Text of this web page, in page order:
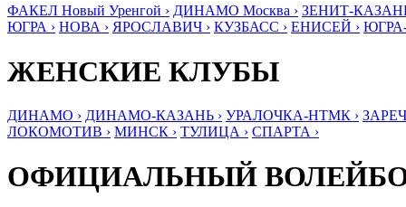
ФАКЕЛ Новый Уренгой › ДИНАМО Москва › ЗЕНИТ-
ЮГРА › НОВА › ЯРОСЛАВИЧ › КУЗБАСС › ЕНИСЕЙ ›
ЖЕНСКИЕ КЛУБЫ
ДИНАМО › ДИНАМО-КАЗАНЬ › УРАЛОЧКА-НТМК ›
ЛОКОМОТИВ › МИНСК › ТУЛИЦА › СПАРТА ›
ОФИЦИАЛЬНЫЙ